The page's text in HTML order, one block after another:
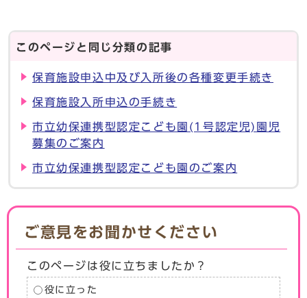
このページと同じ分類の記事
保育施設申込中及び入所後の各種変更手続き
保育施設入所申込の手続き
市立幼保連携型認定こども園(1号認定児)園児
募集のご案内
市立幼保連携型認定こども園のご案内
ご意見をお聞かせください
このページは役に立ちましたか？
役に立った